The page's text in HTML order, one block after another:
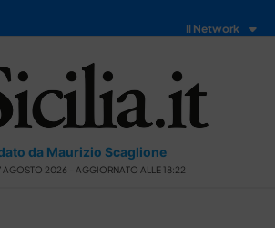
Il Network
da Maurizio Scaglione
AGOSTO 2026 - AGGIORNATO ALLE 18:22